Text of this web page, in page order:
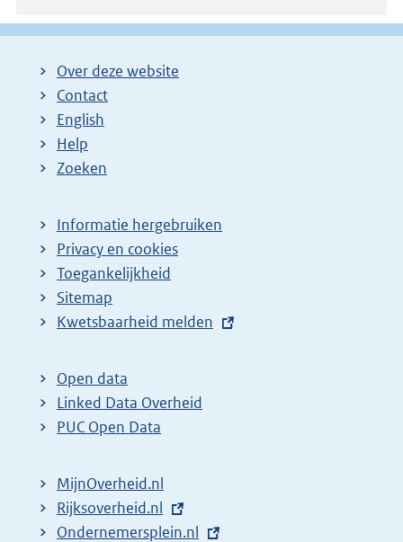
Over deze website
Contact
English
Help
Zoeken
Informatie hergebruiken
Privacy en cookies
Toegankelijkheid
Sitemap
E
t
e
r
l
i
Kwetsbaarheid melden
Open data
Linked Data Overheid
PUC Open Data
MijnOverheid.nl
E
x
Rijksoverheid.nl
E
Ondernemersplein.nl